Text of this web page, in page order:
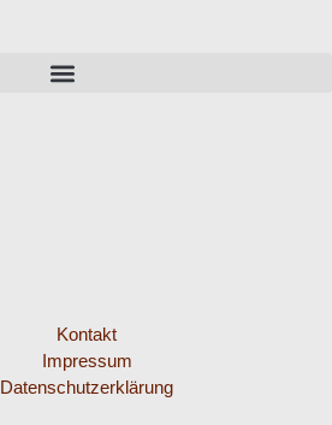
Kontakt
Impressum
Datenschutzerklärung